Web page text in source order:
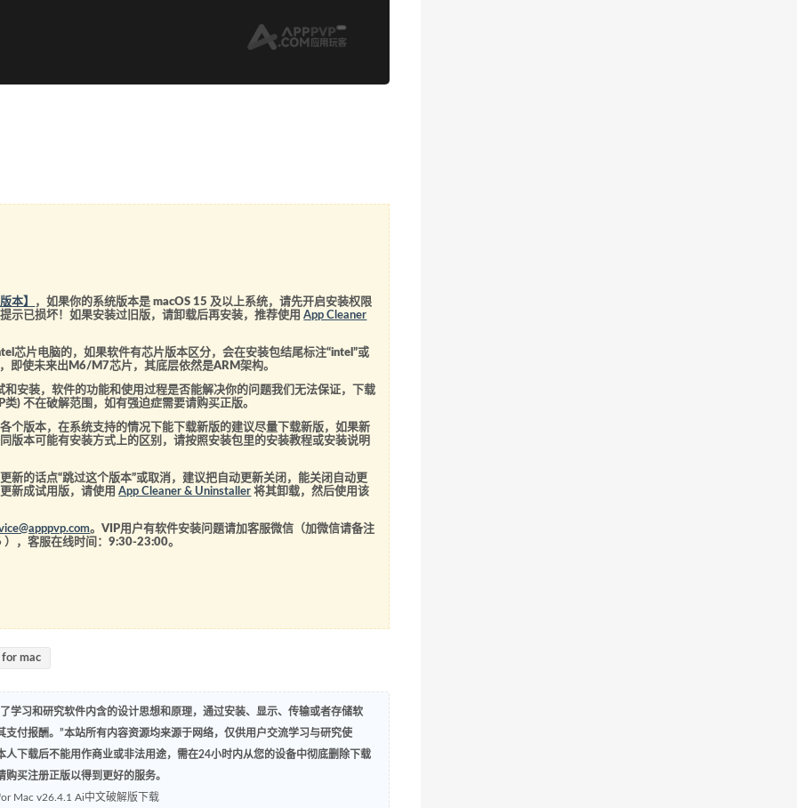
本】
，如果你的系统版本是 macOS 15 及以上系统，请先开启安装权限
示已损坏！如果安装过旧版，请卸载后再安装，推荐使用App Cleaner
芯片电脑的，如果软件有芯片版本区分，会在安装包结尾标注“intel”或
使未来出M6/M7芯片，其底层依然是ARM架构。
安装，软件的功能和使用过程是否能解决你的问题我们无法保证，下载
) 不在破解范围，如有强迫症需要请购买正版。
个版本，在系统支持的情况下能下载新版的建议尽量下载新版，如果新
版本可能有安装方式上的区别，请按照安装包里的安装教程或安装说明
新的话点“跳过这个版本”或取消，建议把自动更新关闭，能关闭自动更
新成试用版，请使用App Cleaner & Uninstaller 将其卸载，然后使用该
。VIP用户有软件安装问题请加客服微信（加微信请备注
），客服在线时间：9:30-23:00。
mac
学习和研究软件内含的设计思想和原理，通过安装、显示、传输或者存储软
付报酬。”本站所有内容资源均来源于网络，仅供用户交流学习与研究使
下载后不能用作商业或非法用途，需在24小时内从您的设备中彻底删除下载
买注册正版以得到更好的服务。
Mac v26.4.1 Ai中文破解版下载